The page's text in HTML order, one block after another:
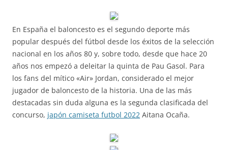
En España el baloncesto es el segundo deporte más
popular después del fútbol desde los éxitos de la selección
nacional en los años 80 y, sobre todo, desde que hace 20
años nos empezó a deleitar la quinta de Pau Gasol. Para
los fans del mítico «Air» Jordan, considerado el mejor
jugador de baloncesto de la historia. Una de las más
destacadas sin duda alguna es la segunda clasificada del
concurso, japón camiseta futbol 2022 Aitana Ocaña.